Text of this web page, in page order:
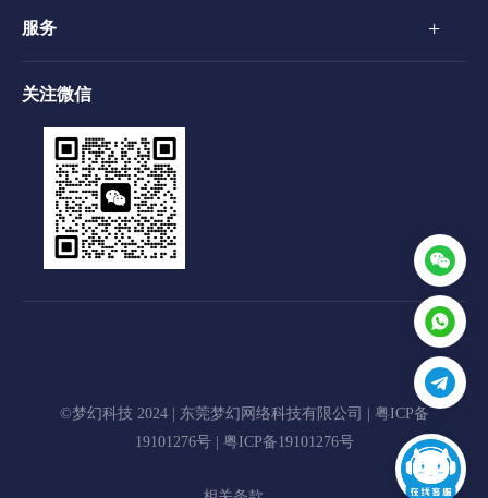
服务 +
关注微信
©梦幻科技 2024 | 东莞梦幻网络科技有限公司 | 粤ICP备
19101276号| 粤ICP备19101276号